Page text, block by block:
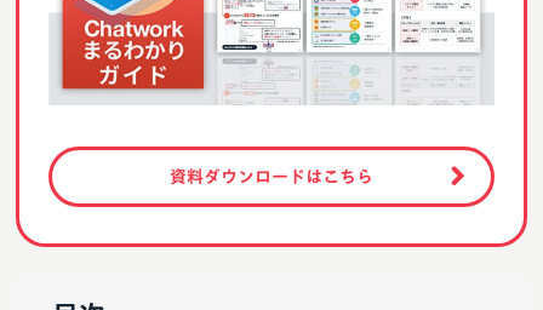
資料ダウンロードはこちら